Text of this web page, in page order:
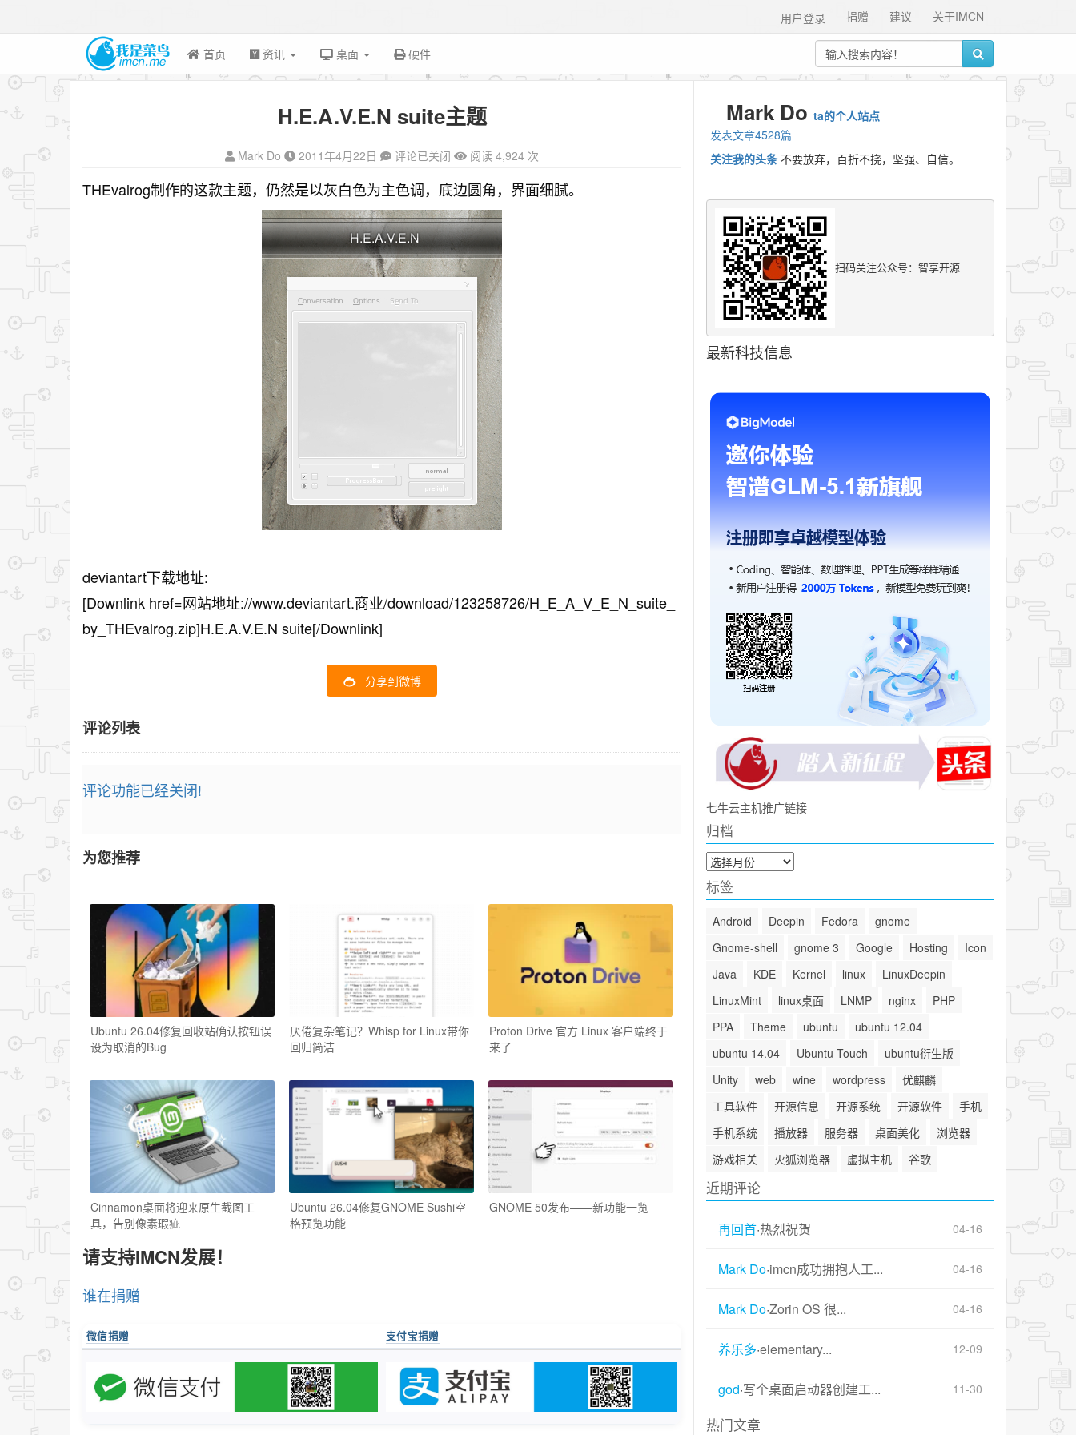
关于IMCN
建议
捐赠
用户登录
首页 资讯 桌面 硬件
H.E.A.V.E.N suite主题
Mark Do 2011年4月22日 评论已关闭 阅读 4,924 次
THEvalrog制作的这款主题，仍然是以灰白色为主色调，底边圆角，界面细腻。
deviantart下载地址:
[Downlink href=网站地址://www.deviantart.商业/download/123258726/H_E_A_V_E_N_suite_
by_THEvalrog.zip]H.E.A.V.E.N suite[/Downlink]
分享到微博
评论列表
评论功能已经关闭!
为您推荐
Ubuntu 26.04修复回收站确认按钮误
设为取消的Bug
厌倦复杂笔记？Whisp for Linux带你
回归简洁
Proton Drive 官方 Linux 客户端终于
来了
Cinnamon桌面将迎来原生截图工
具，告别像素瑕疵
Ubuntu 26.04修复GNOME Sushi空
格预览功能
GNOME 50发布——新功能一览
请支持IMCN发展！
谁在捐赠
微信捐赠 支付宝捐赠
Mark Do ta的个人站点
发表文章4528篇
关注我的头条 不要放弃，百折不挠，坚强、自信。
扫码关注公众号：智享开源
最新科技信息
七牛云主机推广链接
归档
归
档
标签
Android Deepin Fedora
gnome
Gnome-shell
gnome 3 Google Hosting
Icon
Java
KDE Kernel linux
LinuxDeepin
LinuxMint
linux桌面 LNMP nginx
PHP
PPA
Theme ubuntu
ubuntu 12.04
ubuntu 14.04
Ubuntu Touch
ubuntu衍生版
Unity
web wine wordpress
优麒麟
工具软件
开源信息 开源系统 开源软件
手机
手机系统
播放器 服务器 桌面美化
浏览器
游戏相关
火狐浏览器 虚拟主机 谷歌
近期评论
再回首·热烈祝贺 04-16
Mark Do·imcn成功拥抱人工... 04-16
Mark Do·Zorin OS 很... 04-16
养乐多·elementary... 12-09
god·写个桌面启动器创建工... 11-30
热门文章